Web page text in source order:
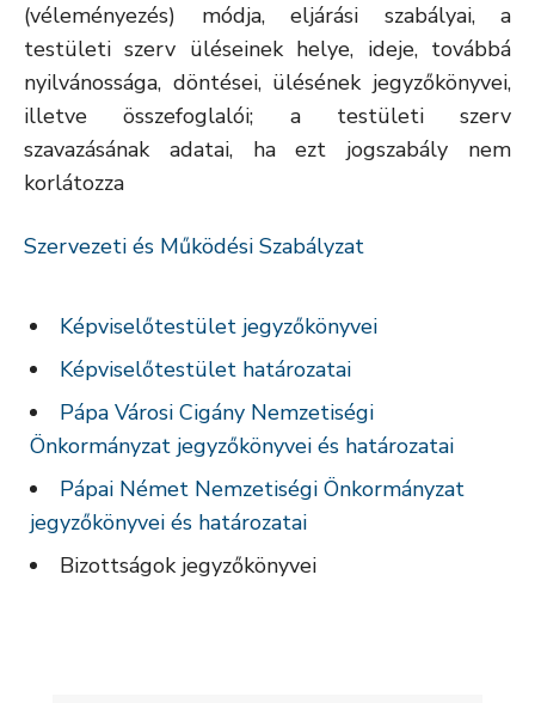
(véleményezés) módja, eljárási szabályai, a
testületi szerv üléseinek helye, ideje, továbbá
nyilvánossága, döntései, ülésének jegyzőkönyvei,
illetve összefoglalói; a testületi szerv
szavazásának adatai, ha ezt jogszabály nem
korlátozza
Szervezeti és Működési Szabályzat
Képviselőtestület jegyzőkönyvei
Képviselőtestület határozatai
Pápa Városi Cigány Nemzetiségi
Önkormányzat jegyzőkönyvei és határozatai
Pápai Német Nemzetiségi Önkormányzat
jegyzőkönyvei és határozatai
Bizottságok jegyzőkönyvei